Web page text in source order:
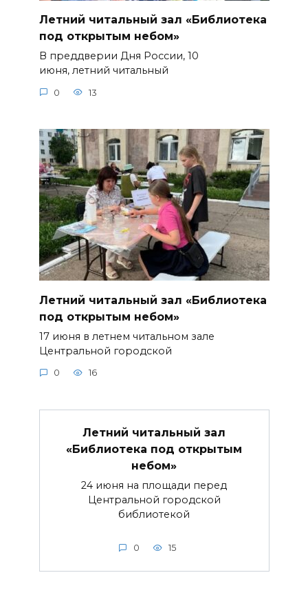
Летний читальный зал «Библиотека
под открытым небом»
В преддверии Дня России, 10
июня, летний читальный
0 13
Летний читальный зал «Библиотека
под открытым небом»
17 июня в летнем читальном зале
Центральной городской
0 16
Летний читальный зал
«Библиотека под открытым
небом»
24 июня на площади перед
Центральной городской
библиотекой
0 15